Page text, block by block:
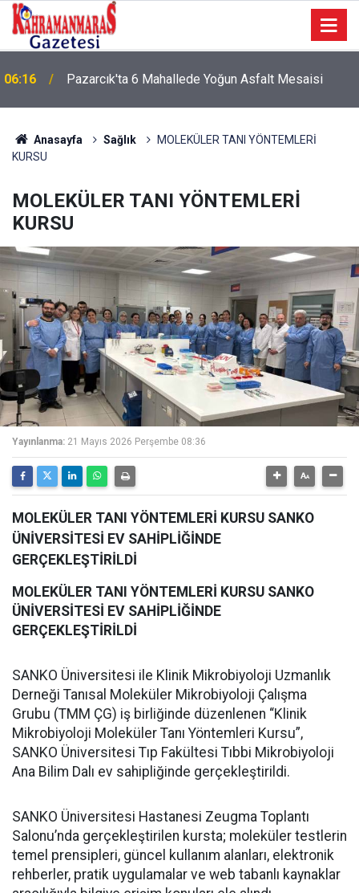
06:16 Pazarcık'ta 6 Mahallede Yoğun Asfalt Mesaisi
Anasayfa Sağlık
MOLEKÜLER TANI YÖNTEMLERİ
KURSU
MOLEKÜLER TANI YÖNTEMLERİ
KURSU
Yayınlanma: 21 Mayıs 2026 Perşembe 08:36
MOLEKÜLER TANI YÖNTEMLERİ KURSU SANKO
ÜNİVERSİTESİ EV SAHİPLİĞİNDE
GERÇEKLEŞTİRİLDİ
MOLEKÜLER TANI YÖNTEMLERİ KURSU SANKO
ÜNİVERSİTESİ EV SAHİPLİĞİNDE
GERÇEKLEŞTİRİLDİ
SANKO Üniversitesi ile Klinik Mikrobiyoloji Uzmanlık
Derneği Tanısal Moleküler Mikrobiyoloji Çalışma
Grubu (TMM ÇG) iş birliğinde düzenlenen “Klinik
Mikrobiyoloji Moleküler Tanı Yöntemleri Kursu”,
SANKO Üniversitesi Tıp Fakültesi Tıbbi Mikrobiyoloji
Ana Bilim Dalı ev sahipliğinde gerçekleştirildi.
SANKO Üniversitesi Hastanesi Zeugma Toplantı
Salonu’nda gerçekleştirilen kursta; moleküler testlerin
temel prensipleri, güncel kullanım alanları, elektronik
rehberler, pratik uygulamalar ve web tabanlı kaynaklar